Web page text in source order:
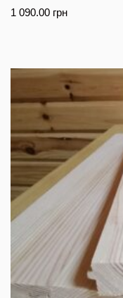
1 090.00 грн